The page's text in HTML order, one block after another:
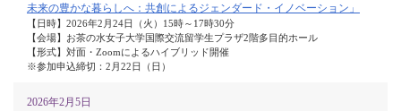
未来の豊かな暮らしへ：共創によるジェンダード・イノベーション」
【日時】2026年2月24日（火）15時～17時30分
【会場】お茶の水女子大学国際交流留学生プラザ2階多目的ホール
【形式】対面・Zoomによるハイブリッド開催
※参加申込締切：2月22日（日）
2026年2月5日